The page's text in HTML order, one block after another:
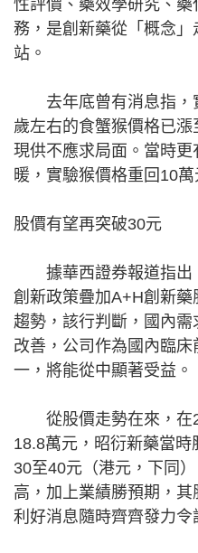
性評價、藥效學研究、
務，是創新藥從「概念
站。
去年底曾有消息指，
歲左右的食蟹猴價格已
現供不應求局面。當時
暖，實驗猴價格重回10萬
股價有望再突破30元
據華西證券報道指出
創新政策疊加A+H創新
趨勢，該行判斷，國內
改善，公司作為國內臨
一，將能從中顯著受益。
從股價走勢在來，在
18.8萬元，昭衍新藥當
30至40元（港元，下同
高，加上業績勝預期，
利好消息隨時齊齊發力令